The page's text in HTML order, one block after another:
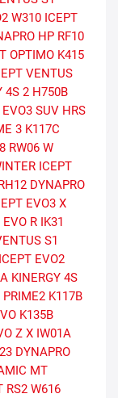
W310 ICEPT
HP RF10
OPTIMO K415
VENTUS
4S 2 H750B
SUV HRS
3 K117C
RW06 W
ICEPT
DYNAPRO
EVO3 X
R IK31
S1
EVO2
KINERGY 4S
K117B
K135B
Z X IW01A
DYNAPRO
MT
RS2 W616